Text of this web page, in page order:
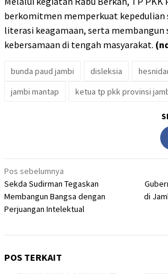
berkomitmen memperkuat kepedulian
literasi keagamaan, serta membangun
kebersamaan di tengah masyarakat.
bunda paud jambi disleksia
jambi mantap
ketua tp pkk provinsi
Navigasi
pos
Pos sebelumnya
Sekda Sudirman Tegaskan
Membangun Bangsa dengan
Perjuangan Intelektual
di
POS TERKAIT